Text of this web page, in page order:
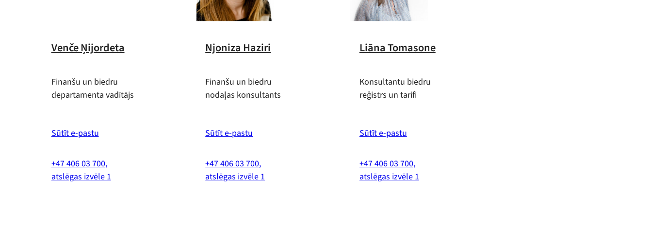
Venče Ņijordeta
Finanšu un biedru
departamenta vadītājs
Sūtīt e-pastu
+47 406 03 700,
atslēgas izvēle 1
Njoniza Haziri
Finanšu un biedru
nodaļas konsultants
Sūtīt e-pastu
+47 406 03 700,
atslēgas izvēle 1
Liāna Tomasone
Konsultantu biedru
reģistrs un tarifi
Sūtīt e-pastu
+47 406 03 700,
atslēgas izvēle 1